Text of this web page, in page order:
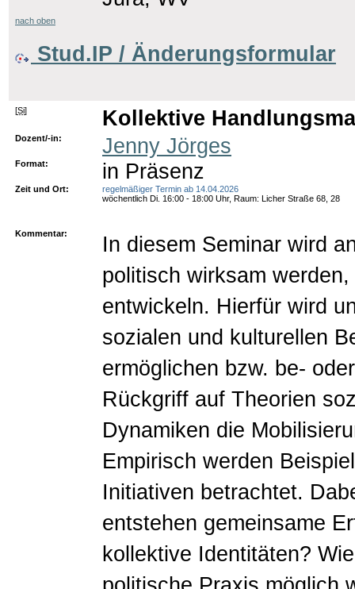
nach oben
Stud.IP / Änderungsformular
[Si] Kollektive
Dozent/-in: Jenny Jörges
Format: in Präsenz
Zeit und Ort:
regelmäßiger Termin ab 14.04.2026
wöchentlich Di. 16:00 - 18:00 Uhr, Raum: Licher Straße 68, 28
Kommentar:
In diesem Seminar wird
politisch wirksam
entwickeln. Hierfür wird
sozialen und kulturellen
ermöglichen bzw. be-
Rückgriff auf Theorien
Dynamiken die
Empirisch werden
Initiativen betrachtet.
entstehen gemeinsame
kollektive Identitäten?